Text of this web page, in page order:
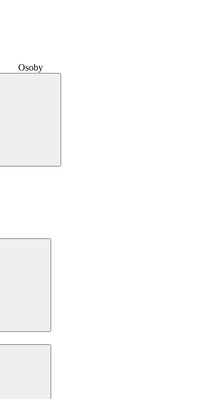
Osoby